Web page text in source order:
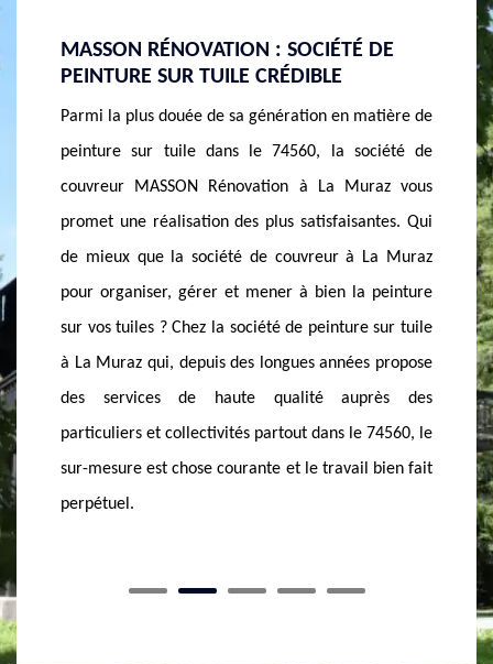
Muraz
des
le
fait
ENTREPRISE DE PEINTURE SUR TUILE
MASSON RÉNOVATION : DES RÉSULTATS
RAFFINÉS
Peindre vos tuiles dans le 74560 requiert un
minimum de savoir-faire et des équipements
adéquats. De plus, il ne faut pas se tromper sur le
type de peinture le plus adapté à vos revêtements
de toiture en tuile. Pour ces raisons qu’il est plus
judicieux de faire appel à un habitué ou un
spécialiste en la matière comme la société de
couvreur MASSON Rénovation, un vrai expert en
peinture sur tuile à La Muraz. Les diverses palettes
de couleurs que couvreur à La Muraz vous propose,
permettront de protéger et embellir vos tuiles de
La
votre
sur
qui